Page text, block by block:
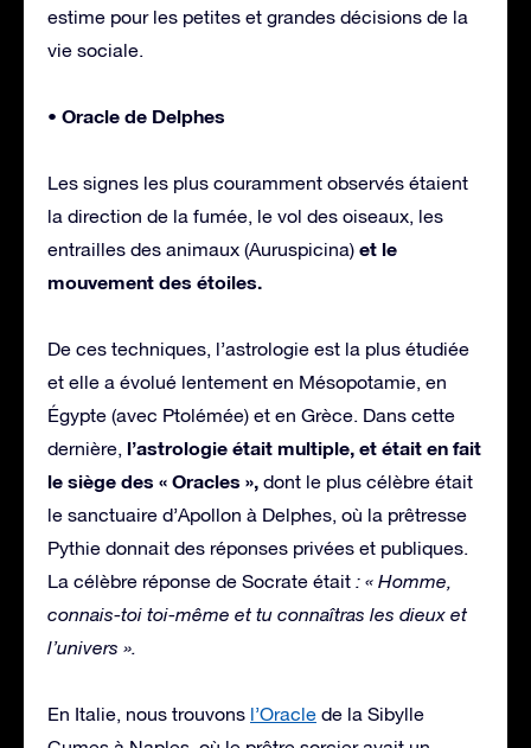
estime pour les petites et grandes décisions de la
vie sociale.
• Oracle de Delphes
Les signes les plus couramment observés étaient
la direction de la fumée, le vol des oiseaux, les
entrailles des animaux (Auruspicina) et le
mouvement des étoiles.
De ces techniques, l’astrologie est la plus étudiée
et elle a évolué lentement en Mésopotamie, en
Égypte (avec Ptolémée) et en Grèce. Dans cette
dernière, l’astrologie était multiple, et était en fait
le siège des « Oracles », dont le plus célèbre était
le sanctuaire d’Apollon à Delphes, où la prêtresse
Pythie donnait des réponses privées et publiques.
La célèbre réponse de Socrate était : « Homme,
connais-toi toi-même et tu connaîtras les dieux et
l’univers ».
En Italie, nous trouvons l’Oracle de la Sibylle